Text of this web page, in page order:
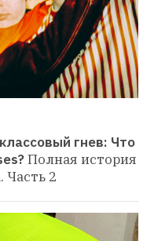
гнев: Что
Полная история
2